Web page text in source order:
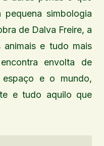
simbologia
de Dalva Freire, a
animais e tudo mais
envolta de
e o mundo,
e tudo aquilo que